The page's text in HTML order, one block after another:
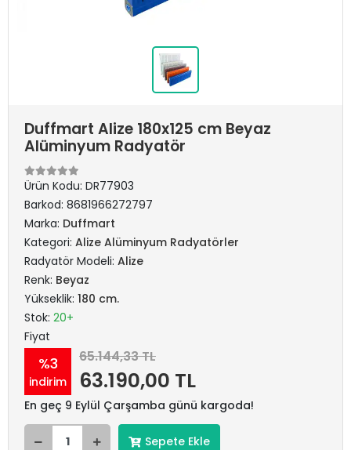
Duffmart Alize 180x125 cm Beyaz
Alüminyum Radyatör
Ürün Kodu: DR77903
Barkod: 8681966272797
Marka: Duffmart
Kategori: Alize Alüminyum Radyatörler
Radyatör Modeli: Alize
Renk: Beyaz
Yükseklik: 180 cm.
Stok: 20+
Fiyat
%3
indirim
65.144,33 TL
63.190,00 TL
En geç 9 Eylül Çarşamba günü kargoda!
Sepete Ekle